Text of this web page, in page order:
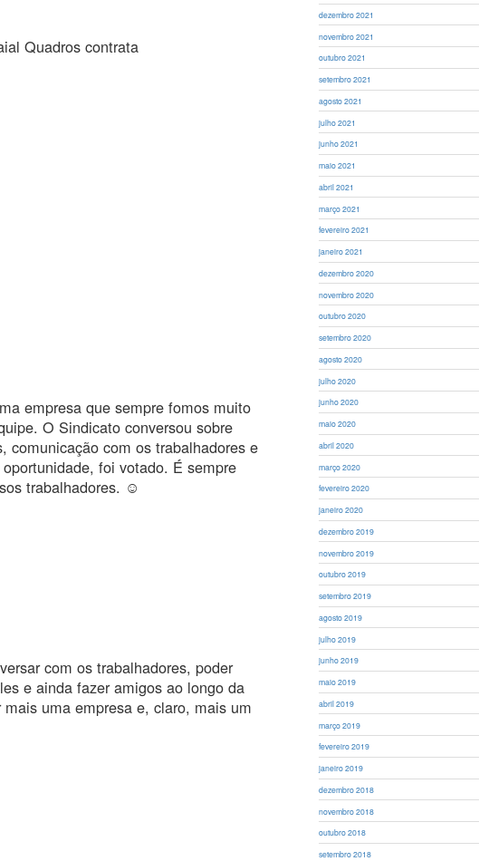
Quadros contrata
empresa que sempre fomos muito
O Sindicato conversou sobre
comunicação com os trabalhadores e
foi votado. É sempre
trabalhadores. ☺️
com os trabalhadores, poder
e ainda fazer amigos ao longo da
uma empresa e, claro, mais um
dezembro 2021
novembro 2021
outubro 2021
setembro 2021
agosto 2021
julho 2021
junho 2021
maio 2021
abril 2021
março 2021
fevereiro 2021
janeiro 2021
dezembro 2020
novembro 2020
outubro 2020
setembro 2020
agosto 2020
julho 2020
junho 2020
maio 2020
abril 2020
março 2020
fevereiro 2020
janeiro 2020
dezembro 2019
novembro 2019
outubro 2019
setembro 2019
agosto 2019
julho 2019
junho 2019
maio 2019
abril 2019
março 2019
fevereiro 2019
janeiro 2019
dezembro 2018
novembro 2018
outubro 2018
setembro 2018